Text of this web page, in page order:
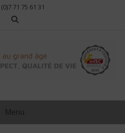
71 75 61 31
Menu